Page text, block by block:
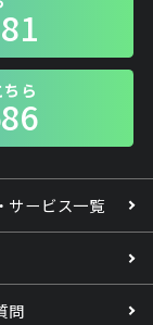
ら
サービス一覧
問